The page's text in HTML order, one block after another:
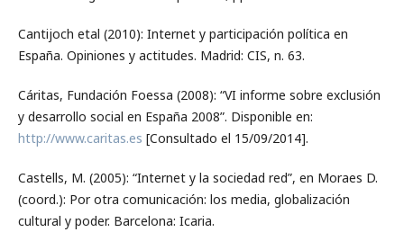
Cantijoch etal (2010): Internet y participación política en
España. Opiniones y actitudes. Madrid: CIS, n. 63.
Cáritas, Fundación Foessa (2008): “VI informe sobre exclusión
y desarrollo social en España 2008”. Disponible en:
http://www.caritas.es [Consultado el 15/09/2014].
Castells, M. (2005): “Internet y la sociedad red”, en Moraes D.
(coord.): Por otra comunicación: los media, globalización
cultural y poder. Barcelona: Icaria.